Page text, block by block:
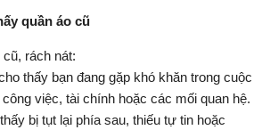
quần áo cũ
rách nát:
thấy bạn đang gặp khó khăn trong cuộc
việc, tài chính hoặc các mối quan hệ.
bị tụt lại phía sau, thiếu tự tin hoặc